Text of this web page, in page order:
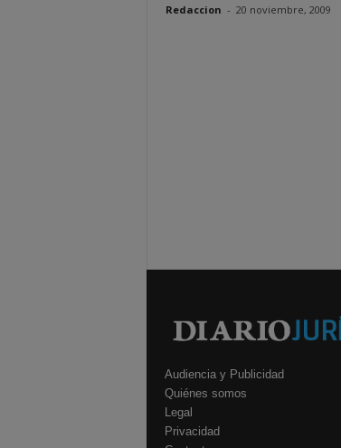
Redaccion - 20 noviembre, 2009
Audiencia y Publicidad
Quiénes somos
Legal
Privacidad